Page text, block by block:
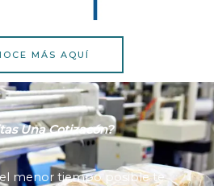
MÁS AQUÍ
Una Cotizacón?
menor tiempo posible te